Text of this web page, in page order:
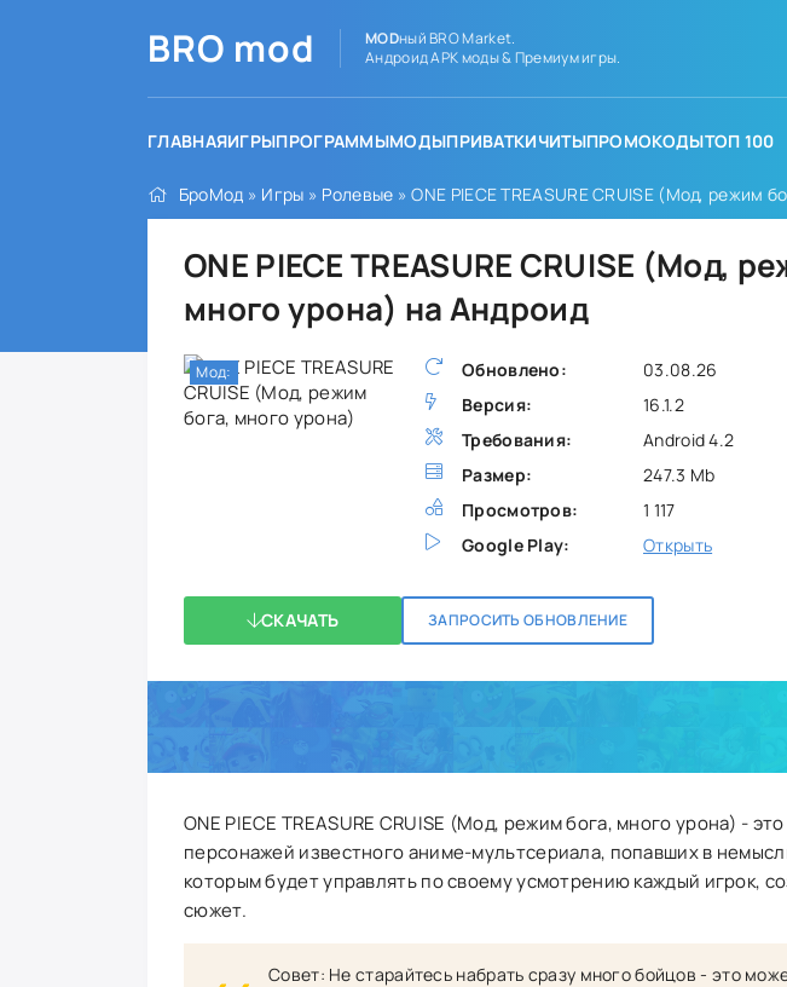
BRO mod MODный BRO Market.
Андроид APK моды & Премиум игры.
ГЛАВНАЯИГРЫПРОГРАММЫМОДЫПРИВАТКИЧИТЫПРОМОКОДЫТОП 100
БроМод » Игры » Ролевые » ONE PIECE TREASURE CRUISE (Мод, режим
ONE PIECE TREASURE CRUISE (Мод,
много урона) на Андроид
Обновлено:
03.08.26
Версия:
16.1.2
Требования:
Android 4.2
Размер:
247.3 Mb
Просмотров:
1 117
Google Play:
Открыть
СКАЧАТЬ ЗАПРОСИТЬ ОБНОВЛЕНИЕ
Мод:
ONE PIECE TREASURE CRUISE (Мод, режим бога, много урона) -
персонажей известного аниме-мультсериала, попавших в
которым будет управлять по своему усмотрению каждый игрок,
сюжет.
Совет: Не старайтесь набрать сразу много бойцов - это